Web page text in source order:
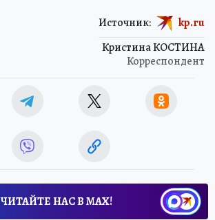
Кристина КОСТИНА
Корреспондент
Источник: kp.ru
ЧИТАЙТЕ НАС В МАХ!